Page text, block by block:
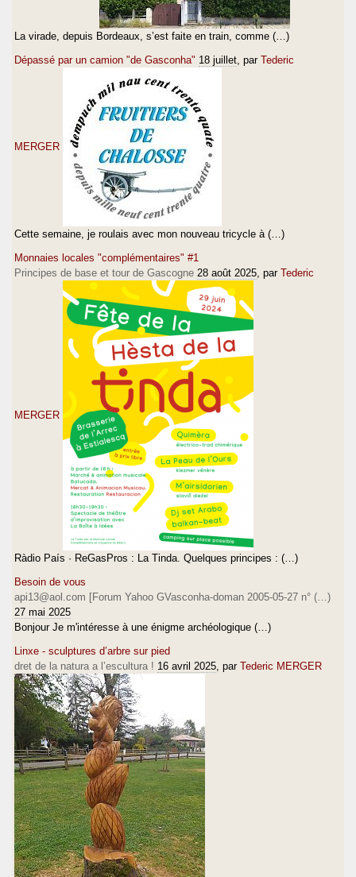
La virade, depuis Bordeaux, s’est faite en train, comme (…)
Dépassé par un camion "de Gasconha" 18 juillet , par Tederic
MERGER
Cette semaine, je roulais avec mon nouveau tricycle à (…)
Monnaies locales "complémentaires" #1
Principes de base et tour de Gascogne 28 août 2025 , par Tederic
MERGER
Ràdio País · ReGasPros : La Tinda. Quelques principes : (…)
Besoin de vous
api13@aol.com [Forum Yahoo GVasconha-doman 2005-05-27 n° (…)
27 mai 2025
Bonjour Je m'intéresse à une énigme archéologique (…)
Linxe - sculptures d’arbre sur pied
dret de la natura a l’escultura ! 16 avril 2025 , par Tederic MERGER